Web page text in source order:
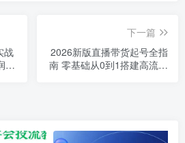
战
突
下一篇
2026新版直播带货起号全指
南 零基础从0到1搭建高流速